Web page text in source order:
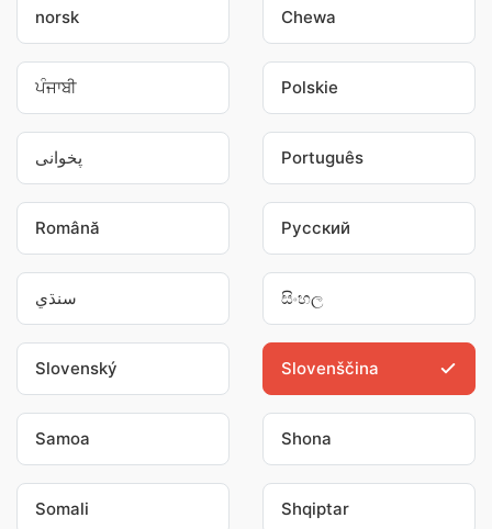
norsk Chewa
ਪੰਜਾਬੀ Polskie
پخوانی Português
Română Pусский
سنڌي සිංහල
Slovenský Slovenščina
Samoa Shona
Somali Shqiptar